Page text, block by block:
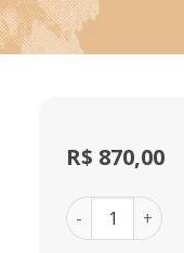
R$ 870,00
Curso: